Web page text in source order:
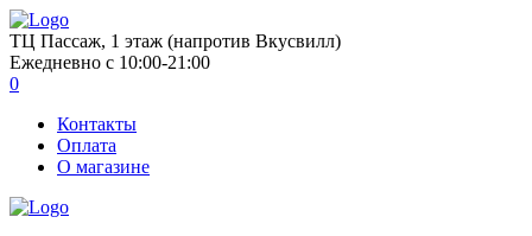
ТЦ Пассаж, 1 этаж (напротив Вкусвилл)
Ежедневно с 10:00-21:00
0
Контакты
Оплата
О магазине